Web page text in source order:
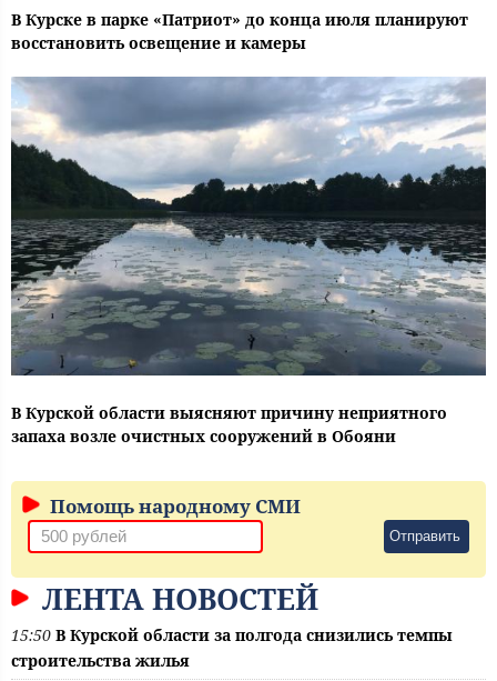
В Курске в парке «Патриот» до конца июля планируют
восстановить освещение и камеры
В Курской области выясняют причину неприятного
запаха возле очистных сооружений в Обояни
Помощь народному СМИ
Отправить
ЛЕНТА НОВОСТЕЙ
15:50 В Курской области за полгода снизились темпы
строительства жилья